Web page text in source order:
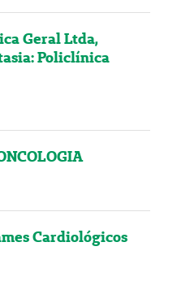
Geral Ltda,
Policlínica
Cardiológicos